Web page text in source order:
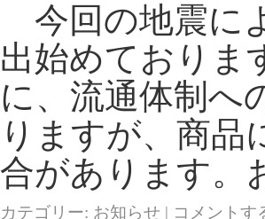
今回の地震に
出始めておりま
に、流通体制へ
りますが、商品
合があります
カテゴリー: お知らせ | コメントす